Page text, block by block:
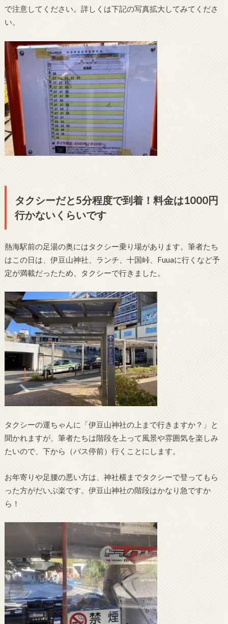
で注意してください。詳しくは下記の写真拡大してみてくださ
い。
タクシーだと5分程度で到着！料金は1000円
行かないくらいです
熱海駅前の足湯の奥にはタクシー乗り場があります。筆者たち
はこの日は、伊豆山神社、ランチ、十国峠、Fuuaに行くなど予
定が満載だったため、タクシーで行きました。
タクシーの運ちゃんに「伊豆山神社の上まで行きますか？」と
聞かれますが、筆者たちは階段を上って風景や雰囲気を楽しみ
たいので、下から（バス停前）行くことにします。
お年寄りや足腰の悪い方は、神社横までタクシーで登ってもら
った方がだいぶ楽です。伊豆山神社の階段はかなり急ですか
ら！